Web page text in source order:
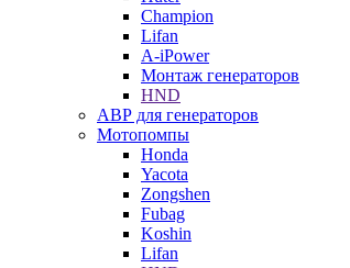
Champion
Lifan
A-iPower
Монтаж генераторов
HND
АВР для генераторов
Мотопомпы
Honda
Yacota
Zongshen
Fubag
Koshin
Lifan